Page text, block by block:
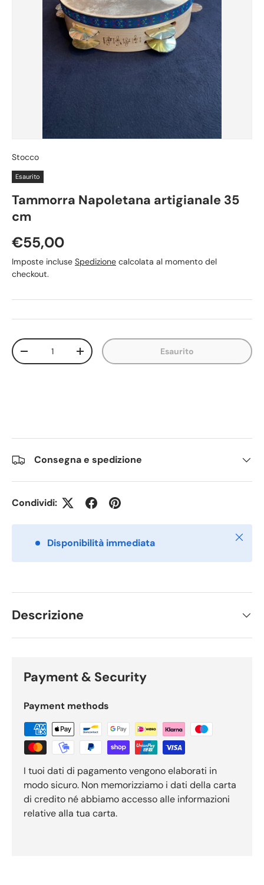
Stocco
Esaurito
Tammorra Napoletana artigianale 35
cm
Prezzo normale
€55,00
Imposte incluse Spedizione calcolata al momento del
checkout.
Q.tà
Diminuire la quantitàAumenta la quantitàEsaurito
Consegna e spedizione
Condividi:
Disponibilità immediata Chiudi
Descrizione
Payment & Security
Payment methods
I tuoi dati di pagamento vengono elaborati in
modo sicuro. Non memorizziamo i dati della carta
di credito né abbiamo accesso alle informazioni
relative alla tua carta.